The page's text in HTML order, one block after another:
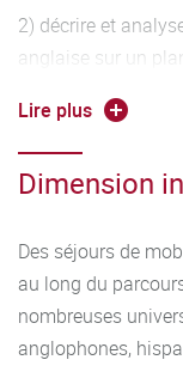
langues vivantes,
communiquer et
- maîtrise des
Elle accompagne
3) l’élaboration de
2) décrire et
anglaise sur un
3) traduire des
de l’anglais vers le
4) lire, comprendre
5) comprendre et
culturelle dans
Lire plus
Dimension
Des séjours de
au long du
nombreuses
anglophones,